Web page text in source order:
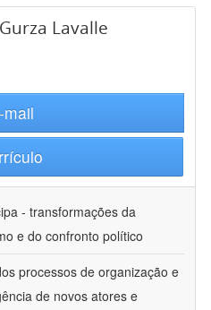
Lavalle
mail
- transformações da
e do confronto político
processos de organização e
de novos atores e